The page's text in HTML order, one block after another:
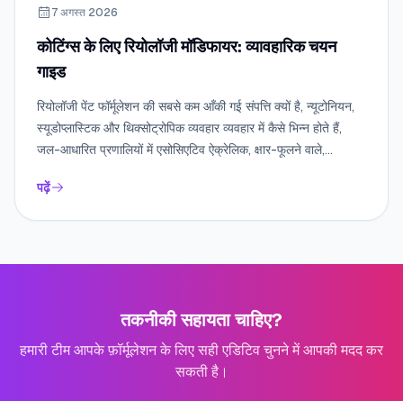
7 अगस्त 2026
कोटिंग्स के लिए रियोलॉजी मॉडिफायर: व्यावहारिक चयन
गाइड
रियोलॉजी पेंट फॉर्मूलेशन की सबसे कम आँकी गई संपत्ति क्यों है, न्यूटोनियन,
स्यूडोप्लास्टिक और थिक्सोट्रोपिक व्यवहार व्यवहार में कैसे भिन्न होते हैं,
जल-आधारित प्रणालियों में एसोसिएटिव ऐक्रेलिक, क्षार-फूलने वाले,
सेटलिंग के उन्हें कैसे चुनें और डोज़ करें।
पढ़ें
तकनीकी सहायता चाहिए?
हमारी टीम आपके फ़ॉर्मूलेशन के लिए सही एडिटिव चुनने में आपकी मदद कर
सकती है।